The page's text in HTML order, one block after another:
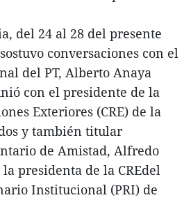
del 24 al 28 del presente
conversaciones con el
del PT, Alberto Anaya
con el presidente de la
Exteriores (CRE) de la
y también titular
de Amistad, Alfredo
presidenta de la CREdel
Institucional (PRI) de